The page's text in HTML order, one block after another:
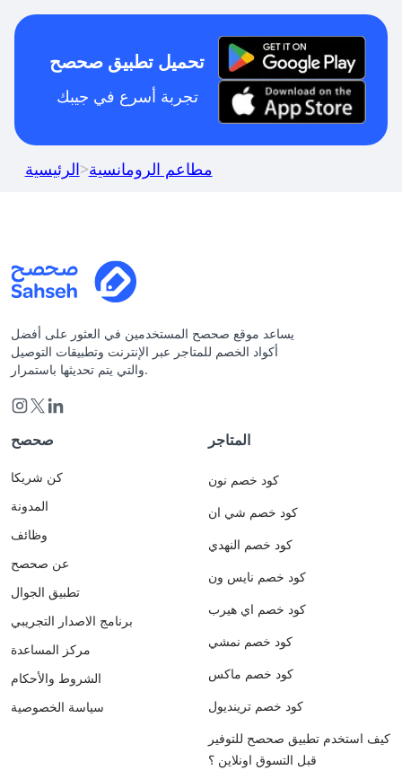
تحميل تطبيق صحصح
تجربة أسرع في جيبك
الرئيسية>مطاعم الرومانسية
يساعد موقع صحصح المستخدمين في العثور على أفضل
أكواد الخصم للمتاجر عبر الإنترنت وتطبيقات التوصيل
والتي يتم تحديثها باستمرار.
صحصح
كن شريكا
المدونة
وظائف
عن صحصح
تطبيق الجوال
برنامج الاصدار التجريبي
مركز المساعدة
الشروط والأحكام
سياسة الخصوصية
المتاجر
كود خصم نون
كود خصم شي ان
كود خصم النهدي
كود خصم نايس ون
كود خصم اي هيرب
كود خصم نمشي
كود خصم ماكس
كود خصم ترينديول
كيف استخدم تطبيق صحصح للتوفير
قبل التسوق اونلاين ؟